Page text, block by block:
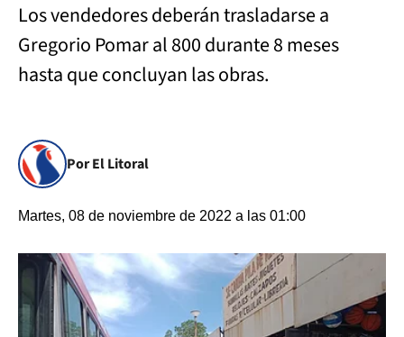
Los vendedores deberán trasladarse a
Gregorio Pomar al 800 durante 8 meses
hasta que concluyan las obras.
Por El Litoral
Martes, 08 de noviembre de 2022 a las 01:00